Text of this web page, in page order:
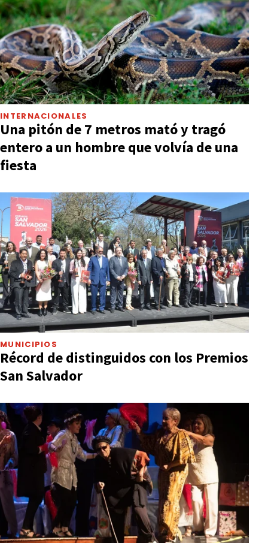
INTERNACIONALES
Una pitón de 7 metros mató y tragó
entero a un hombre que volvía de una
fiesta
MUNICIPIOS
Récord de distinguidos con los Premios
San Salvador